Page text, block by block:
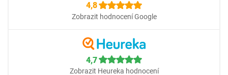
4,8
Zobrazit hodnocení Google
4,7
Zobrazit Heureka hodnocení